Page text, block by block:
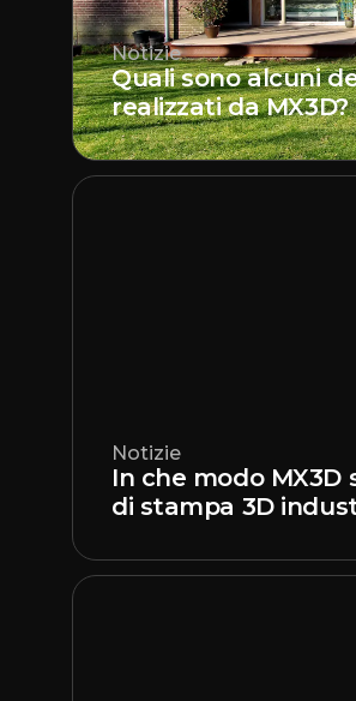
Notizie
Quali sono alcuni
realizzati da MX3D?
Notizie
In che modo
di stampa 3D